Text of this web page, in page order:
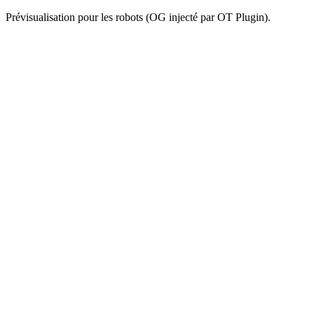
Prévisualisation pour les robots (OG injecté par OT Plugin).